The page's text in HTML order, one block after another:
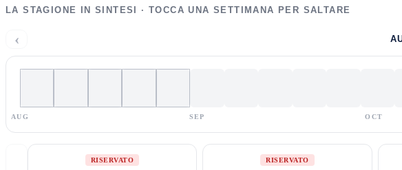
LA STAGIONE IN SINTESI · TOCCA UNA SETTIMANA PER SALTARE
‹
AUG SEP OCT
RISERVATO RISERVATO